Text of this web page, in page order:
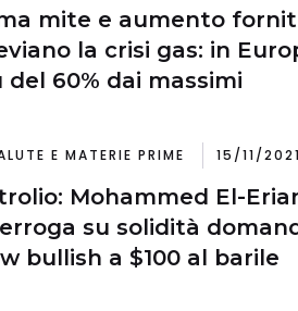
mite e aumento
la crisi gas: in
del 60% dai massimi
E MATERIE PRIME 15/11/
Mohammed El-
su solidità
bullish a $100 al barile